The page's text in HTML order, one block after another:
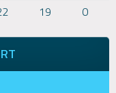
19 0